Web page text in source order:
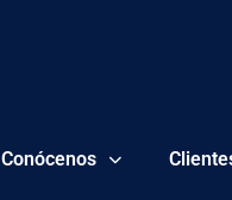
Conócenos